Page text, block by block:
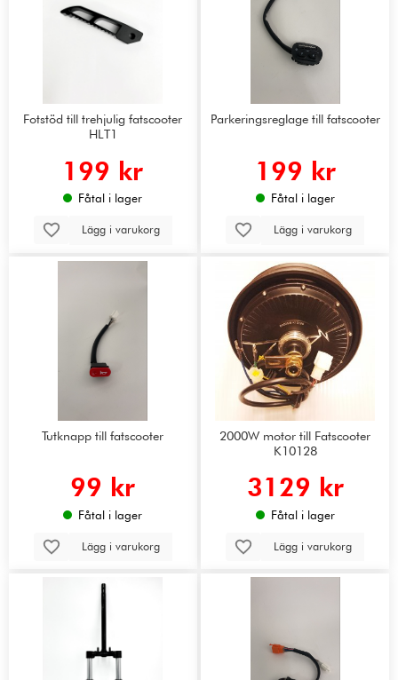
Fotstöd till trehjulig fatscooter
HLT1
199 kr
Fåtal i lager
Lägg i varukorg
Parkeringsreglage till fatscooter
199 kr
Fåtal i lager
Lägg i varukorg
Tutknapp till fatscooter
99 kr
Fåtal i lager
Lägg i varukorg
2000W motor till Fatscooter
K10128
3129 kr
Fåtal i lager
Lägg i varukorg